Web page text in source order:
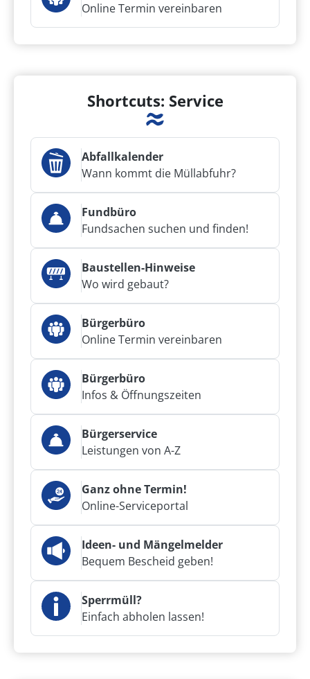
Online Termin vereinbaren
Shortcuts: Service
Abfallkalender
Wann kommt die Müllabfuhr?
Fundbüro
Fundsachen suchen und finden!
Baustellen-Hinweise
Wo wird gebaut?
Bürgerbüro
Online Termin vereinbaren
Bürgerbüro
Infos & Öffnungszeiten
Bürgerservice
Leistungen von A-Z
Ganz ohne Termin!
Online-Serviceportal
Ideen- und Mängelmelder
Bequem Bescheid geben!
Sperrmüll?
Einfach abholen lassen!